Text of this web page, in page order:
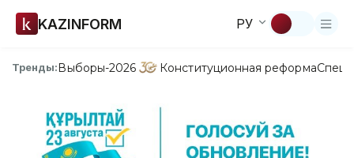
KAZINFORM РУ
Тренды:Выборы-2026 Конституционная реформа